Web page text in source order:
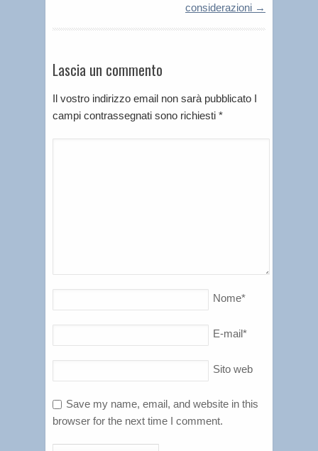
considerazioni →
Lascia un commento
Il vostro indirizzo email non sarà pubblicato I
campi contrassegnati sono richiesti *
Nome*
E-mail*
Sito web
Save my name, email, and website in this
browser for the next time I comment.